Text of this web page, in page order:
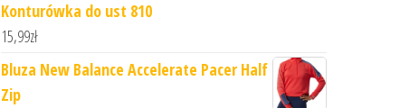
Konturówka do ust 810
15,99zł
Bluza New Balance Accelerate Pacer Half
Zip